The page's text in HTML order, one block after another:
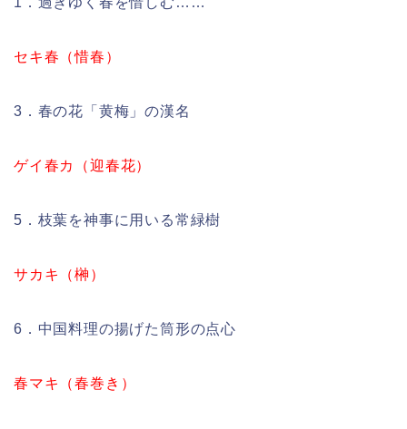
セキ春（惜春）
3．春の花「黄梅」の漢名
ゲイ春カ（迎春花）
5．枝葉を神事に用いる常緑樹
サカキ（榊）
6．中国料理の揚げた筒形の点心
春マキ（春巻き）